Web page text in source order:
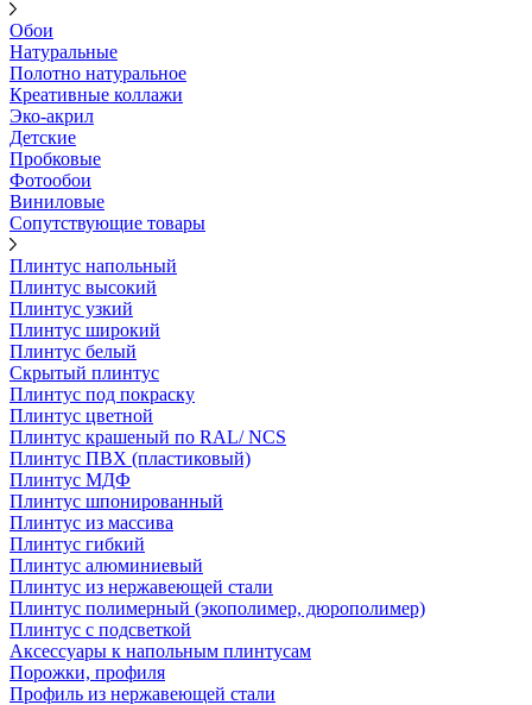
Обои
Натуральные
Полотно натуральное
Креативные коллажи
Эко-акрил
Детские
Пробковые
Фотообои
Виниловые
Сопутствующие товары
Плинтус напольный
Плинтус высокий
Плинтус узкий
Плинтус широкий
Плинтус белый
Скрытый плинтус
Плинтус под покраску
Плинтус цветной
Плинтус крашеный по RAL/ NCS
Плинтус ПВХ (пластиковый)
Плинтус МДФ
Плинтус шпонированный
Плинтус из массива
Плинтус гибкий
Плинтус алюминиевый
Плинтус из нержавеющей стали
Плинтус полимерный (экополимер, дюрополимер)
Плинтус с подсветкой
Аксессуары к напольным плинтусам
Порожки, профиля
Профиль из нержавеющей стали